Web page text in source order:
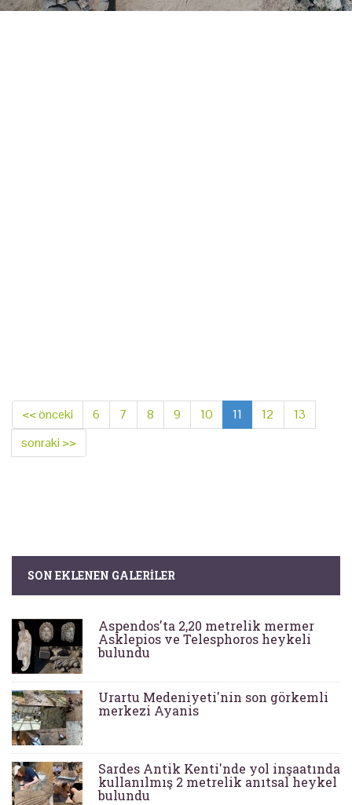
<< önceki 6 7 8 9 10 11 12
13
sonraki >>
SON EKLENEN GALERILER
Aspendos'ta 2,20 metrelik mermer
Asklepios ve Telesphoros heykeli
bulundu
Urartu Medeniyeti'nin son görkemli
merkezi Ayanis
Sardes Antik Kenti'nde yol inşaatında
kullanılmış 2 metrelik anıtsal heykel
bulundu